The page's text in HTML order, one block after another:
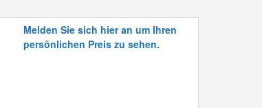
Melden Sie sich hier an um Ihren
persönlichen Preis zu sehen.